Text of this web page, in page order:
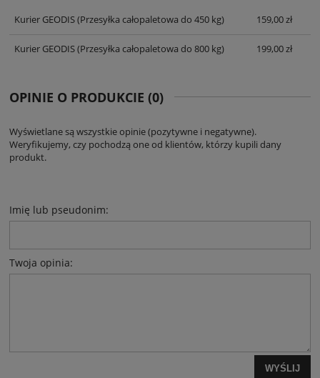
Kurier GEODIS(Przesyłka całopaletowa do 450 kg) 159,00 zł
Kurier GEODIS(Przesyłka całopaletowa do 800 kg) 199,00 zł
OPINIE O PRODUKCIE (0)
Wyświetlane są wszystkie opinie (pozytywne i negatywne).
Weryfikujemy, czy pochodzą one od klientów, którzy kupili dany
produkt.
Imię lub pseudonim:
Twoja opinia:
WYŚLIJ